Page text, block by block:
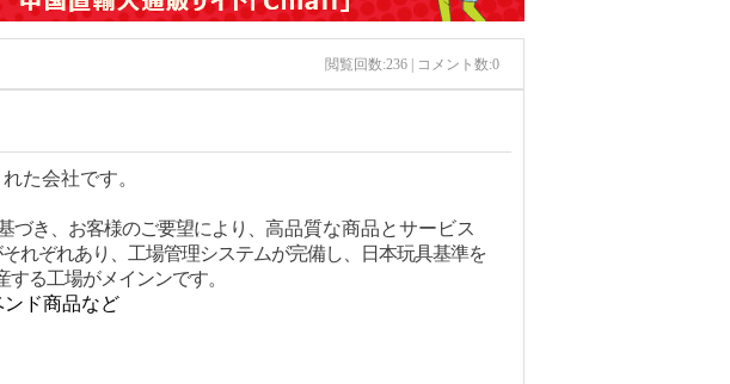
閲覧回数:236| コメント数:0
た会社です。
づき、お客様のご要望により、 高品質な商品とサービス
れぞれあり、工場管理システムが完備し、日本玩具基準を
る工場がメインンです。
ド商品など